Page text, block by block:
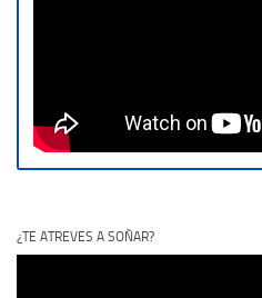
¿TE ATREVES A SOÑAR?